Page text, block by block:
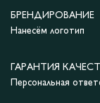
БРЕНДИРОВАНИЕ
Нанесём логотип
ГАРАНТИЯ
Персональная